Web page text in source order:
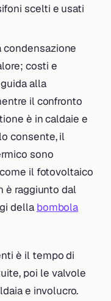
scelti e usati
condensazione
costi e
alla
il confronto
è in caldaie e
consente, il
sono
il fotovoltaico
è raggiunto dal
della bombola
è il tempo di
poi le valvole
e involucro.